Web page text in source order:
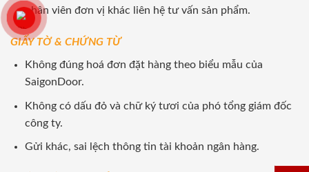
nhân viên đơn vị khác liên hệ tư vấn sản phẩm.
GIẤY TỜ & CHỨNG TỪ
Không đúng hoá đơn đặt hàng theo biểu mẫu của
SaigonDoor.
Không có dấu đỏ và chữ ký tươi của phó tổng giám đốc
công ty.
Gửi khác, sai lệch thông tin tài khoản ngân hàng.